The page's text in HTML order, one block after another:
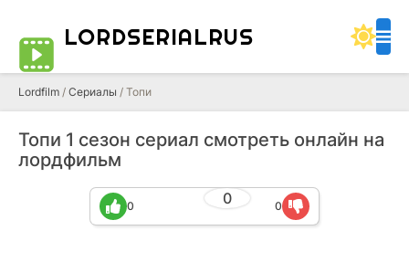
LORDSERIALRUS
Lordfilm / Сериалы / Топи
Топи 1 сезон сериал смотреть онлайн на
лордфильм
0
0 0